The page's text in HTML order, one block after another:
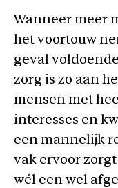
Wanneer meer
het voortouw
geval
zorg is zo aan
mensen met
interesses en
een mannelijk
vak ervoor
wél een wel